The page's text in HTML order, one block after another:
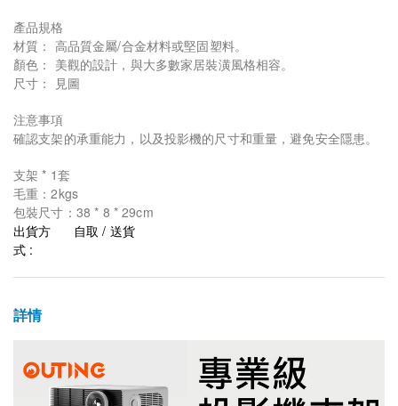
產品規格
材質： 高品質金屬/合金材料或堅固塑料。
顏色： 美觀的設計，與大多數家居裝潢風格相容。
尺寸： 見圖
注意事項
確認支架的承重能力，以及投影機的尺寸和重量，避免安全隱患。
支架 * 1套
毛重：2kgs
包裝尺寸：38 * 8 * 29cm
出貨方
式 :
自取 / 送貨
詳情